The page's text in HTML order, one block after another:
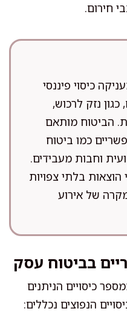
חירום.
כיסוי פיננסי
כגון נזק לרכוש,
הביטוח מותאם
כמו ביטוח
וחבות מעבידים.
בלתי צפויות
של אירוע
בביטוח עסק
כיסויים הניתנים
הנפוצים נכללים: